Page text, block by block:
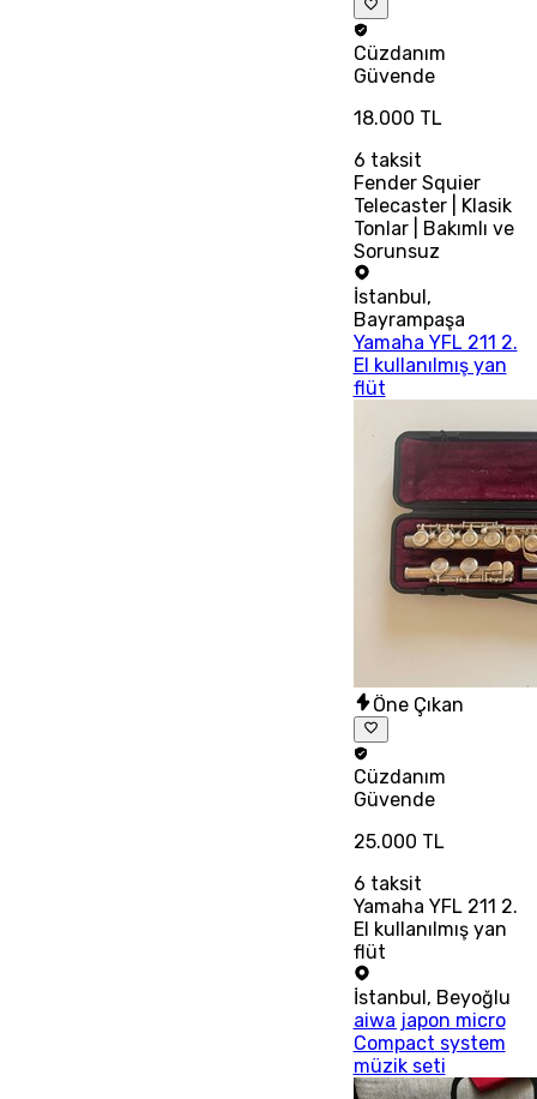
Cüzdanım
Güvende
18.000 TL
6 taksit
Fender Squier
Telecaster | Klasik
Tonlar | Bakımlı ve
Sorunsuz
İstanbul,
Bayrampaşa
Yamaha YFL 211 2.
El kullanılmış yan
flüt
Öne Çıkan
Cüzdanım
Güvende
25.000 TL
6 taksit
Yamaha YFL 211 2.
El kullanılmış yan
flüt
İstanbul , Beyoğlu
aiwa japon micro
Compact system
müzik seti